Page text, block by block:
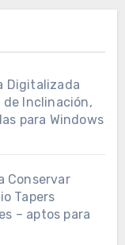
Digitalizada
Inclinación,
para Windows
Conservar
Tapers
– aptos para